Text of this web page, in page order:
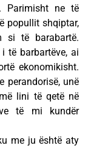
Parimisht ne të
popullit shqiptar,
si të barabartë.
të barbartëve, ai
ekonomikisht.
perandorisë, unë
lini të qetë në
të mi kundër
me ju është aty